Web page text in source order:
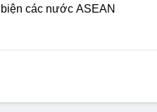
biện các nước ASEAN